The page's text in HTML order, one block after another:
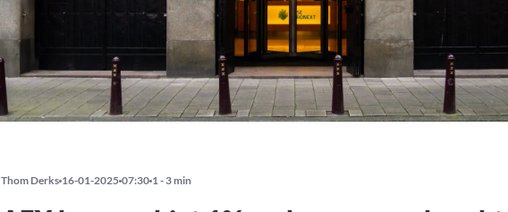
Thom Derks 16-01-2025 07:30 1 - 3 min